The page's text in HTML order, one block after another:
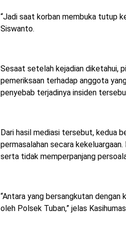
“Jadi saat korban membuka tutup
Siswanto.
Sesaat setelah kejadian diketahui,
pemeriksaan terhadap anggota
penyebab terjadinya insiden
Dari hasil mediasi tersebut, kedua
permasalahan secara
serta tidak memperpanjang
“Antara yang bersangkutan
oleh Polsek Tuban,” jelas